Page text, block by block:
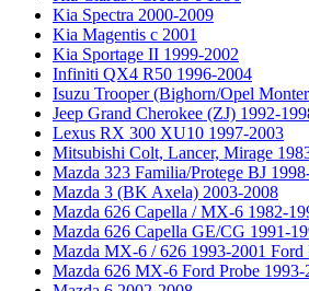
Kia Spectra 2000-2009
Kia Magentis с 2001
Kia Sportage II 1999-2002
Infiniti QX4 R50 1996-2004
Isuzu Trooper (Bighorn/Opel
Jeep Grand Cherokee (ZJ) 1992-
Lexus RX 300 XU10 1997-2003
Mitsubishi Colt, Lancer, Mirage
Mazda 323 Familia/Protege BJ
Mazda 3 (BK Axela) 2003-2008
Mazda 626 Capella / MX-6 1982-
Mazda 626 Capella GE/CG 1991-
Mazda MX-6 / 626 1993-2001 Ford
Mazda 626 MX-6 Ford Probe 1993-